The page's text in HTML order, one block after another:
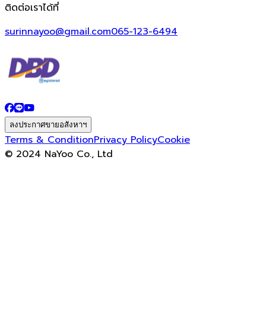
ติดต่อเราได้ที่
surinnayoo@gmail.com065-123-6494
ลงประกาศขายอสังหาฯ
Terms & ConditionPrivacy PolicyCookie
© 2024 NaYoo Co., Ltd